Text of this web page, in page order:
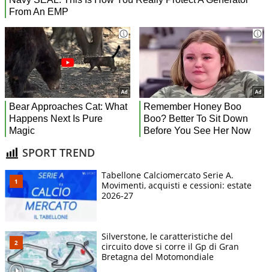
SPORT TREND
Tabellone Calciomercato Serie A.
Movimenti, acquisti e cessioni: estate
2026-27
Silverstone, le caratteristiche del
circuito dove si corre il Gp di Gran
Bretagna del Motomondiale